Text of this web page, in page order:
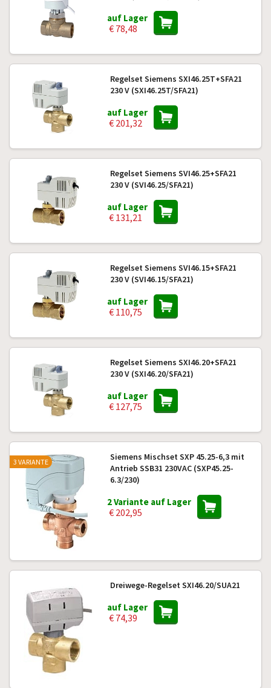
auf Lager
€ 78,48
Regelset Siemens SXI46.25T+SFA21
230 V (SXI46.25T/SFA21)
auf Lager
€ 201,32
Regelset Siemens SVI46.25+SFA21
230 V (SVI46.25/SFA21)
auf Lager
€ 131,21
Regelset Siemens SVI46.15+SFA21
230 V (SVI46.15/SFA21)
auf Lager
€ 110,75
Regelset Siemens SXI46.20+SFA21
230 V (SXI46.20/SFA21)
auf Lager
€ 127,75
Siemens Mischset SXP 45.25-6,3 mit
Antrieb SSB31 230VAC (SXP45.25-
6.3/230)
2 Variante auf Lager
€ 202,95
3 VARIANTE
Dreiwege-Regelset SXI46.20/SUA21
auf Lager
€ 74,39